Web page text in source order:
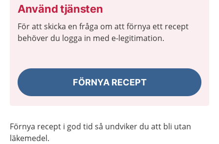
Använd tjänsten
För att skicka en fråga om att förnya ett recept
behöver du logga in med e-legitimation.
FÖRNYA RECEPT
Förnya recept i god tid så undviker du att bli utan
läkemedel.